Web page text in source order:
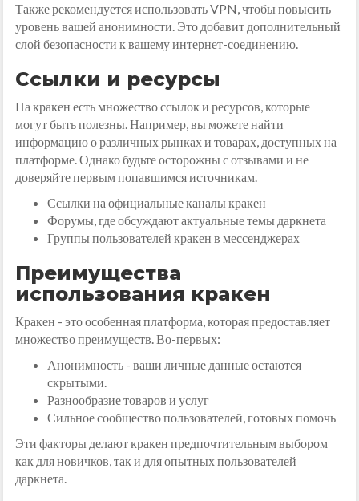
Также рекомендуется использовать VPN, чтобы повысить
уровень вашей анонимности. Это добавит дополнительный
слой безопасности к вашему интернет-соединению.
Ссылки и ресурсы
На кракен есть множество ссылок и ресурсов, которые
могут быть полезны. Например, вы можете найти
информацию о различных рынках и товарах, доступных на
платформе. Однако будьте осторожны с отзывами и не
доверяйте первым попавшимся источникам.
Ссылки на официальные каналы кракен
Форумы, где обсуждают актуальные темы даркнета
Группы пользователей кракен в мессенджерах
Преимущества
использования кракен
Кракен - это особенная платформа, которая предоставляет
множество преимуществ. Во-первых:
Анонимность - ваши личные данные остаются
скрытыми.
Разнообразие товаров и услуг
Сильное сообщество пользователей, готовых помочь
Эти факторы делают кракен предпочтительным выбором
как для новичков, так и для опытных пользователей
даркнета.